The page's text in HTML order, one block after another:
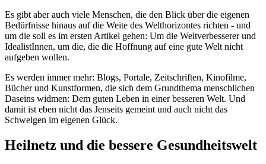
Es gibt aber auch viele Menschen, die den Blick über die eigenen
Bedürfnisse hinaus auf die Weite des Welthorizontes richten - und
um die soll es im ersten Artikel gehen: Um die Weltverbesserer und
IdealistInnen, um die, die die Hoffnung auf eine gute Welt nicht
aufgeben wollen.
Es werden immer mehr: Blogs, Portale, Zeitschriften, Kinofilme,
Bücher und Kunstformen, die sich dem Grundthema menschlichen
Daseins widmen: Dem guten Leben in einer besseren Welt. Und
damit ist eben nicht das Jenseits gemeint und auch nicht das
Schwelgen im eigenen Glück.
Heilnetz und die bessere Gesundheitswelt